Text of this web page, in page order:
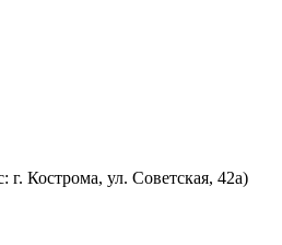
Кострома, ул. Советская, 42а)